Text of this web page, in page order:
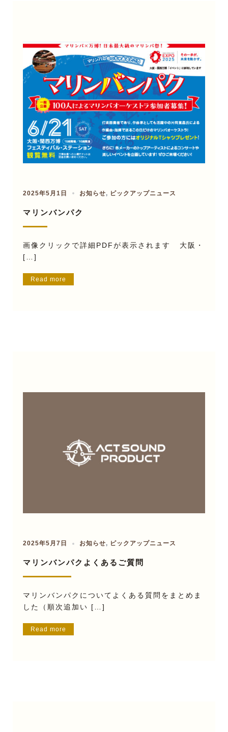
2025年5月1日 お知らせ, ピックアップニュース
マリンバンパク
画像クリックで詳細PDFが表示されます 大阪・
[…]
Read more
2025年5月7日 お知らせ, ピックアップニュース
マリンバンパクよくあるご質問
マリンバンパクについてよくある質問をまとめま
した（順次追加い […]
Read more